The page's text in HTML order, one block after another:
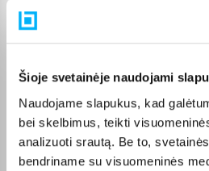
Šioje svetainėje naudojami
Naudojame slapukus, kad
bei skelbimus, teikti
analizuoti srautą. Be to,
bendriname su visuomeninės
Svoris, Kg
Dviračio techninės
Rėmas ir amortizatoriai